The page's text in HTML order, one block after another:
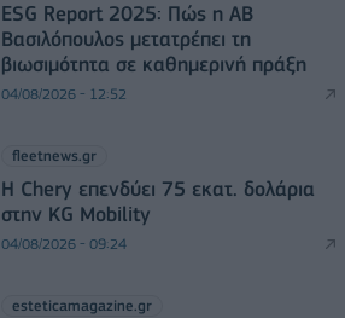
ESG Report 2025: Πώς η ΑΒ
Βασιλόπουλος μετατρέπει τη
βιωσιμότητα σε καθημερινή πράξη
04/08/2026 - 12:52
fleetnews.gr
Η Chery επενδύει 75 εκατ. δολάρια
στην KG Mobility
04/08/2026 - 09:24
esteticamagazine.gr